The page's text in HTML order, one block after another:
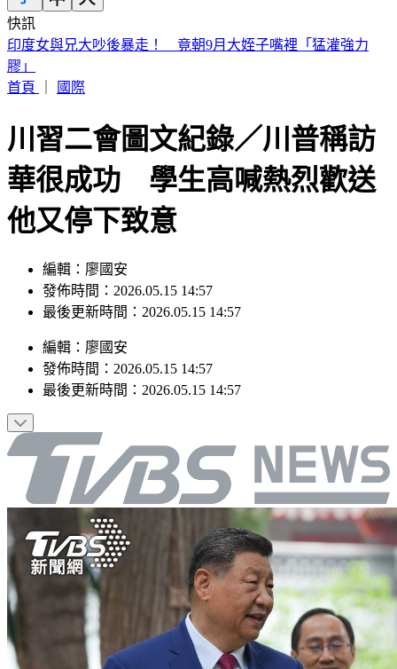
快訊
別只看台積電！ 外媒點名「2檔AI設備股」快上車
首頁
川習二會圖文紀錄／川普稱訪
華很成功 學生高喊熱烈歡送
他又停下致意
發佈時間：2026.05.15 14:57
最後更新時間：2026.05.15 14:57
發佈時間： 2026.05.15 14:57
最後更新時間：2026.05.15 14:57